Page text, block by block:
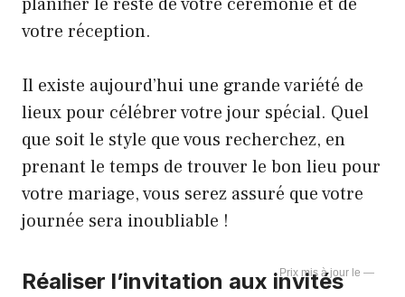
votre réception.
Il existe aujourd’hui une grande variété de
lieux pour célébrer votre jour spécial. Quel
que soit le style que vous recherchez, en
prenant le temps de trouver le bon lieu pour
votre mariage, vous serez assuré que votre
journée sera inoubliable !
—
Réaliser l’invitation aux invités